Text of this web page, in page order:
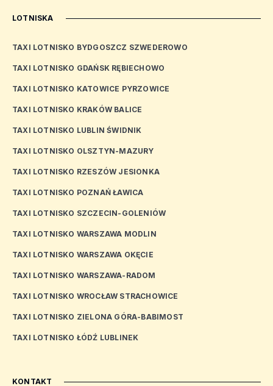
LOTNISKA
TAXI LOTNISKO BYDGOSZCZ SZWEDEROWO
TAXI LOTNISKO GDAŃSK RĘBIECHOWO
TAXI LOTNISKO KATOWICE PYRZOWICE
TAXI LOTNISKO KRAKÓW BALICE
TAXI LOTNISKO LUBLIN ŚWIDNIK
TAXI LOTNISKO OLSZTYN-MAZURY
TAXI LOTNISKO RZESZÓW JESIONKA
TAXI LOTNISKO POZNAŃ ŁAWICA
TAXI LOTNISKO SZCZECIN-GOLENIÓW
TAXI LOTNISKO WARSZAWA MODLIN
TAXI LOTNISKO WARSZAWA OKĘCIE
TAXI LOTNISKO WARSZAWA-RADOM
TAXI LOTNISKO WROCŁAW STRACHOWICE
TAXI LOTNISKO ZIELONA GÓRA-BABIMOST
TAXI LOTNISKO ŁÓDŹ LUBLINEK
KONTAKT